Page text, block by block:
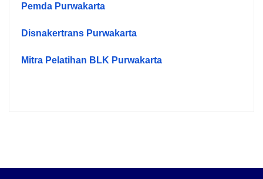
Pemda Purwakarta
Disnakertrans Purwakarta
Mitra Pelatihan BLK Purwakarta